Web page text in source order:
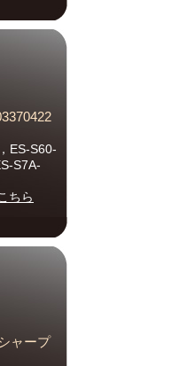
ES-S60-
S7A-
ちら
ャープ